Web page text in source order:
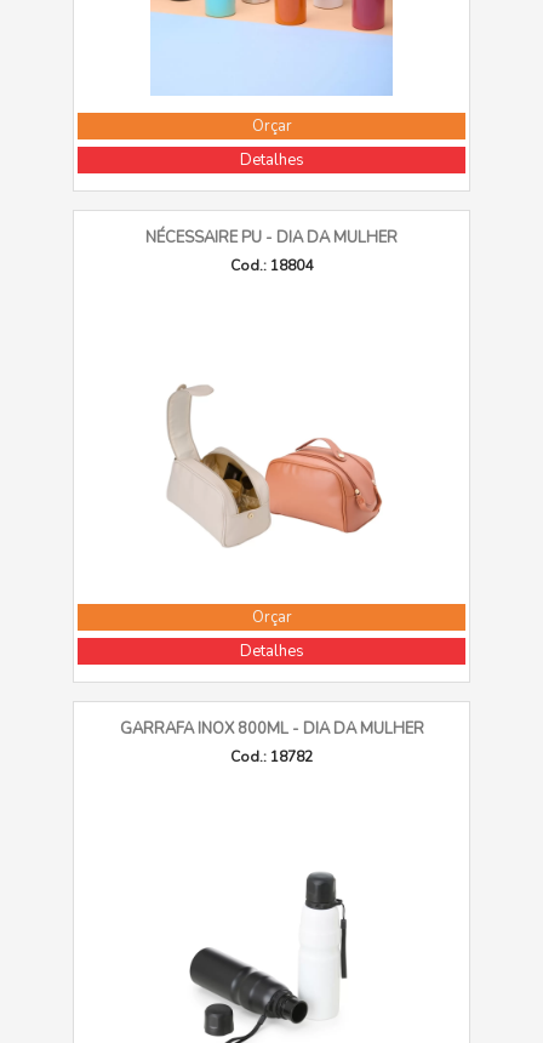
Orçar
Detalhes
NÉCESSAIRE PU - DIA DA MULHER
Cod.: 18804
Orçar
Detalhes
GARRAFA INOX 800ML - DIA DA MULHER
Cod.: 18782